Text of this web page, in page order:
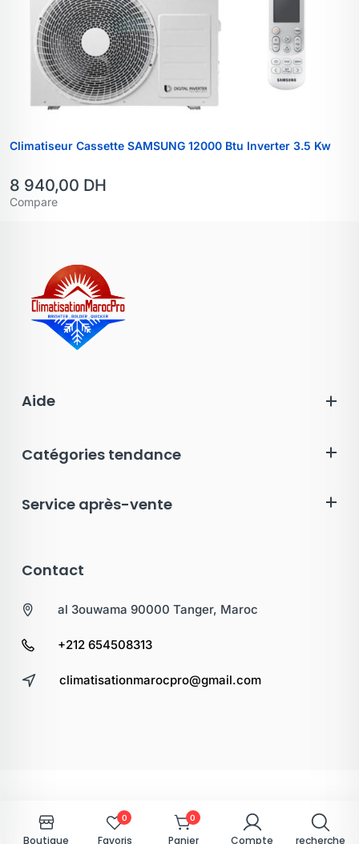
Climatiseur Cassette SAMSUNG 12000 Btu Inverter 3.5 Kw
8 940,00 DH
Compare
Aide
Catégories tendance
Service après-vente
Contact
al 3ouwama 90000 Tanger, Maroc
+212 654508313
climatisationmarocpro@gmail.com
Boutique
0
Favoris
0
Panier Compte recherche